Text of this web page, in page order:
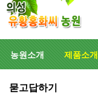
농원소개 제품소개
묻고답하기